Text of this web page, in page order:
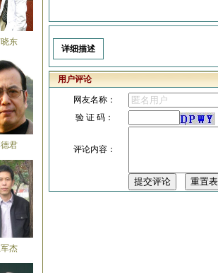
东
君
杰
详细描述
用户评论
网友名称：
验 证 码：
评论内容：